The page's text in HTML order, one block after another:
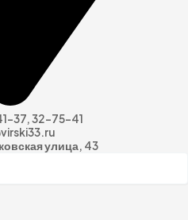
37, 32-75-41
улица, 43